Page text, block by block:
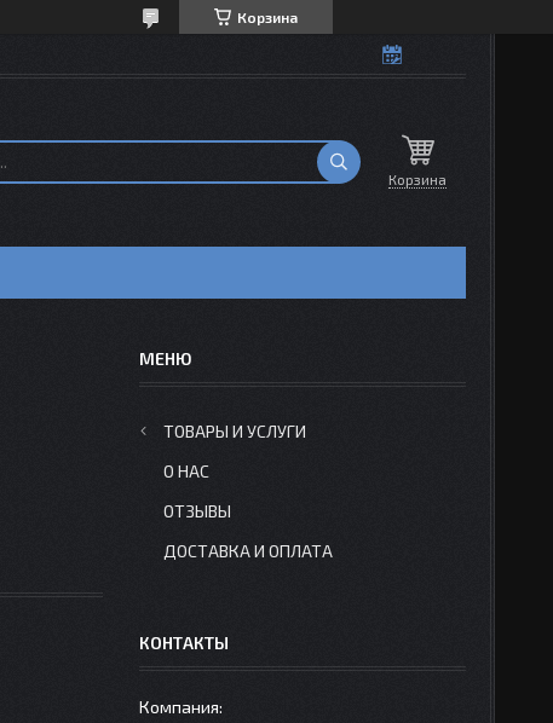
Корзина
Корзина
ТОВАРЫ И УСЛУГИ
О НАС
ОТЗЫВЫ
ДОСТАВКА И ОПЛАТА
КОНТАКТЫ